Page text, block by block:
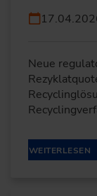
Neue
WEITERLESEN